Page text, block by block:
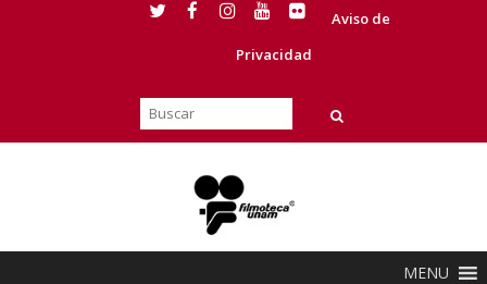
Aviso de
Privacidad
MENU